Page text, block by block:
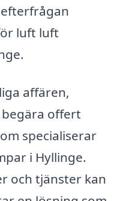
luft luft
affären,
offert
specialiserar
i Hyllinge.
och tjänster kan